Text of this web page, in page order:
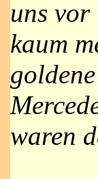
uns vor
kaum
waren